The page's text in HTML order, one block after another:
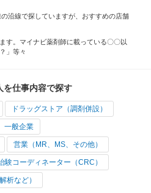
沿線で探していますが、おすすめの店舗
す。マイナビ薬剤師に載っている〇〇以
」等々
を仕事内容で探す
ドラッグストア（調剤併設）
一般企業
営業（MR、MS、その他）
験コーディネーター（CRC）
析など）